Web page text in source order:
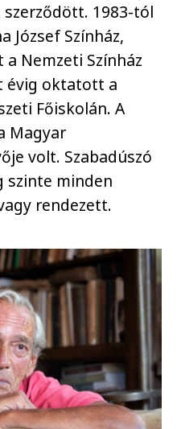
szerződött. 1983-tól
József Színház,
Nemzeti Színház
évig oktatott a
Főiskolán. A
Magyar
volt. Szabadúszó
szinte minden
rendezett.